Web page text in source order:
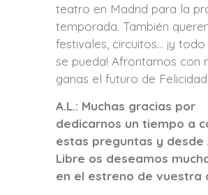
teatro en Madrid para la
temporada. También
festivales, circuitos… ¡y
se pueda! Afrontamos con
ganas el futuro de Felicidad.
A.L.: Muchas gracias por
dedicarnos un tiempo a
estas preguntas y desde
Libre os deseamos
en el estreno de vuestra